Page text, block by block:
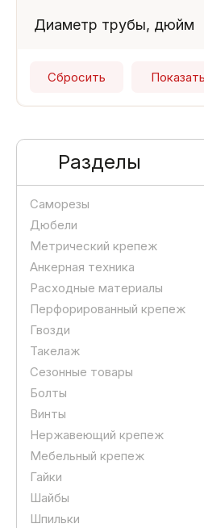
Диаметр трубы, дюйм
7/8"
Разделы
Саморезы
Дюбели
Метрический крепеж
Анкерная техника
Расходные материалы
Перфорированный крепеж
Гвозди
Такелаж
Сезонные товары
Болты
Винты
Нержавеющий крепеж
Мебельный крепеж
Гайки
Шайбы
Шпильки